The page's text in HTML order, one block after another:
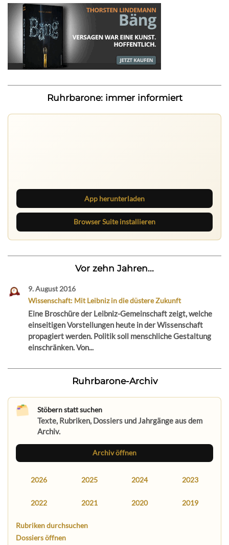
Ruhrbarone: immer informiert
App herunterladen
Browser Suite installieren
Vor zehn Jahren...
9. August 2016
Wissenschaft: Mit Leibniz in die düstere Zukunft
Eine Broschüre der Leibniz-Gemeinschaft zeigt, welche
einseitigen Vorstellungen heute in der Wissenschaft
propagiert werden. Politik soll menschliche Gestaltung
einschränken. Von...
Ruhrbarone-Archiv
Stöbern statt suchen
Texte, Rubriken, Dossiers und Jahrgänge aus dem
Archiv.
Archiv öffnen
2026 2025 2024 2023
2022 2021 2020 2019
Rubriken durchsuchen
Dossiers öffnen